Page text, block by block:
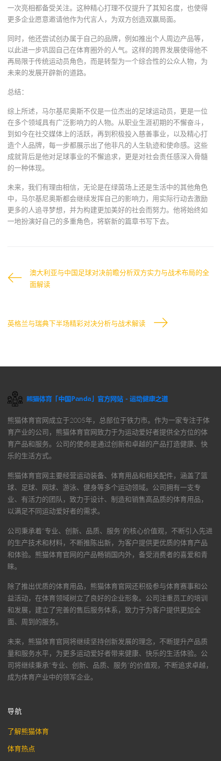
一次亮相都备受关注。这种精心打理不仅提升了其知名度，也使得
更多企业愿意邀请他作为代言人，为双方创造双赢局面。
同时，他还尝试创办属于自己的品牌，例如推出个人周边产品等，
以此进一步巩固自己在体育圈外的人气。这样的跨界发展使得他不
再局限于传统运动员角色，而是转型为一个综合性的公众人物，为
未来的发展开辟新的道路。
总结：
综上所述，马尔基尼奥斯不仅是一位杰出的足球运动员，更是一位
在多个领域具有广泛影响力的人物。从职业生涯初期的不懈奋斗，
到如今在社交媒体上的活跃，再到积极投入慈善事业，以及精心打
造个人品牌，每一步都展示出了他非凡的人生轨迹和使命感。这些
成就背后是他对足球事业的不懈追求，更是对社会责任感深入骨髓
的一种体现。
未来，我们有理由相信，无论是在绿茵场上还是生活中的其他角色
中，马尔基尼奥斯都会继续发挥自己的影响力，用实际行动去激励
更多的人追寻梦想，并为构建更加美好的社会而努力。他将始终如
一地扮演好自己的多重角色，将崭新的篇章书写下去。
澳大利亚与中国足球对决前瞻分析双方实力与战术布局的全
面解读
英格兰与瑞典下半场精彩对决分析与战术解读
熊猫体育官网成立于2005年，总部位于铁力市。作为一家专注于体
育产业的公司， 熊猫体育官网致力于为运动爱好者提供全方位的体
育产品和服务。公司的使命是通过创新和卓越的产品打造健康、快
乐的生活方式。
熊猫体育官网主要经营运动装备、体育用品和相关配件，涵盖了篮
球、足球、网球、游泳、健身等多个运动领域。公司拥有一支专
业、有活力的团队，致力于设计、制造和销售高品质的体育用品，
以满足不同运动爱好者的需求。
公司秉承着“专业、创新、品质、服务”的核心价值观，不断引入先进
的生产技术和材料，不断推陈出新，为客户提供更优质的体育产品
和体验。 熊猫体育官网的产品畅销国内外，备受消费者的喜爱和青
睐。
除了推出优质的体育用品， 熊猫体育官网还积极参与体育赛事和公
益活动，在体育领域树立了良好的企业形象。公司注重员工的培训
和发展，建立了完善的售后服务体系，致力于为客户提供更加全
面、周到的服务。
未来， 熊猫体育官网将继续坚持创新发展的理念，不断提升产品质
量和服务水平，为更多运动爱好者带来健康、快乐的生活体验。公
司将继续秉承“专业、创新、品质、服务”的价值观，不断追求卓越，
成为体育产业中的领军企业。
导航
了解熊猫体育
体育热点